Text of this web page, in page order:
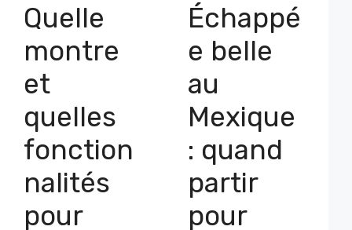
Quelle
montre
et
quelles
fonction
nalités
pour
Échappé
e belle
au
Mexique
: quand
partir
pour